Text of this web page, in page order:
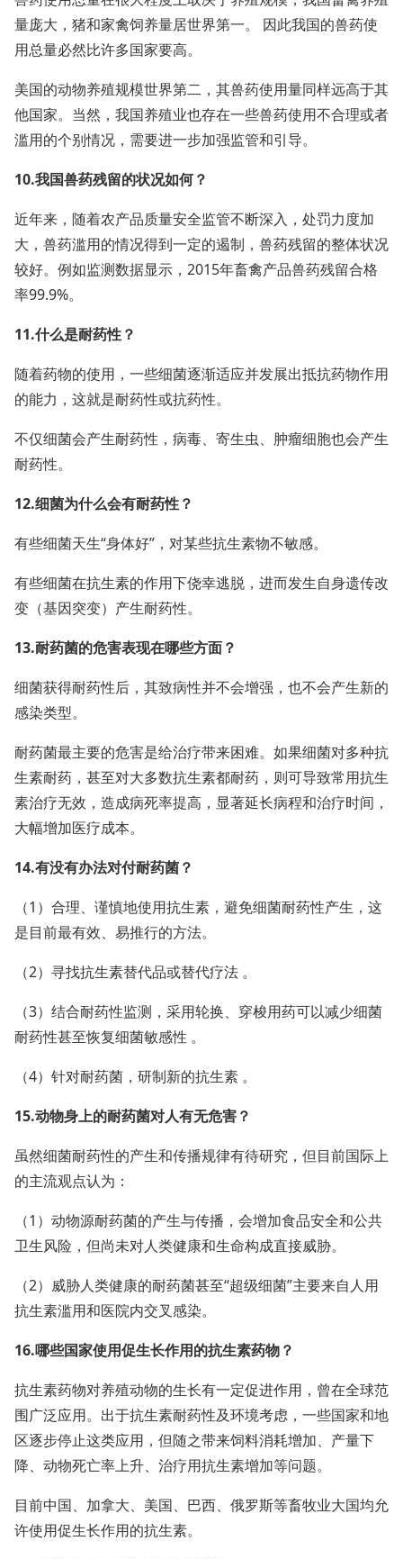
量庞大，猪和家禽饲养量居世界第一。 因此我国的兽药使
用总量必然比许多国家要高。
美国的动物养殖规模世界第二，其兽药使用量同样远高于其
他国家。当然，我国养殖业也存在一些兽药使用不合理或者
滥用的个别情况，需要进一步加强监管和引导。
10.我国兽药残留的状况如何？
近年来，随着农产品质量安全监管不断深入，处罚力度加
大，兽药滥用的情况得到一定的遏制，兽药残留的整体状况
较好。例如监测数据显示，2015年畜禽产品兽药残留合格
率99.9%。
11.什么是耐药性？
随着药物的使用，一些细菌逐渐适应并发展出抵抗药物作用
的能力，这就是耐药性或抗药性。
不仅细菌会产生耐药性，病毒、寄生虫、肿瘤细胞也会产生
耐药性。
12.细菌为什么会有耐药性？
有些细菌天生“身体好”，对某些抗生素物不敏感。
有些细菌在抗生素的作用下侥幸逃脱，进而发生自身遗传改
变（基因突变）产生耐药性。
13.耐药菌的危害表现在哪些方面？
细菌获得耐药性后，其致病性并不会增强，也不会产生新的
感染类型。
耐药菌最主要的危害是给治疗带来困难。如果细菌对多种抗
生素耐药，甚至对大多数抗生素都耐药，则可导致常用抗生
素治疗无效，造成病死率提高，显著延长病程和治疗时间，
大幅增加医疗成本。
14.有没有办法对付耐药菌？
（1）合理、谨慎地使用抗生素，避免细菌耐药性产生，这
是目前最有效、易推行的方法。
（2）寻找抗生素替代品或替代疗法 。
（3）结合耐药性监测，采用轮换、穿梭用药可以减少细菌
耐药性甚至恢复细菌敏感性 。
（4）针对耐药菌，研制新的抗生素 。
15.动物身上的耐药菌对人有无危害？
虽然细菌耐药性的产生和传播规律有待研究，但目前国际上
的主流观点认为：
（1）动物源耐药菌的产生与传播，会增加食品安全和公共
卫生风险，但尚未对人类健康和生命构成直接威胁。
（2）威胁人类健康的耐药菌甚至“超级细菌”主要来自人用
抗生素滥用和医院内交叉感染。
16.哪些国家使用促生长作用的抗生素药物？
抗生素药物对养殖动物的生长有一定促进作用，曾在全球范
围广泛应用。出于抗生素耐药性及环境考虑，一些国家和地
区逐步停止这类应用，但随之带来饲料消耗增加、产量下
降、动物死亡率上升、治疗用抗生素增加等问题。
目前中国、加拿大、美国、巴西、俄罗斯等畜牧业大国均允
许使用促生长作用的抗生素。